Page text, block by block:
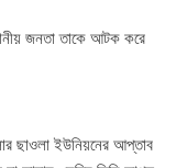
জনতা তাকে আটক করে
ছাওলা ইউনিয়নের আপ্তাব